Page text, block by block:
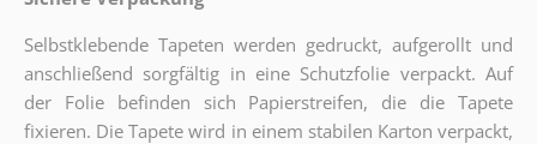
Selbstklebende Tapeten werden gedruckt, aufgerollt und
anschließend sorgfältig in eine Schutzfolie verpackt. Auf
der Folie befinden sich Papierstreifen, die die Tapete
fixieren. Die Tapete wird in einem stabilen Karton verpackt,